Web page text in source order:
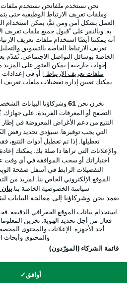
الإعلانات الإخطارات
شروط الاستخدام القنوات
الوظائف جهة النشر
تواصل معنا اللاعبون
© 2026 Bundesliga-Gruppe GmbH
نحن نستخدم ملفانحن نستخدم ملفات
وملفات تعريف الارتباط الوظيفية حتى
العمل بشكل آمن ومن ثمَّ، يمكن استخدام
به. وبالنقر على "قبول جميع ملفات تعريف
أنه يمكننا أيضًا استخدام ملفات تعريف
تعريف الارتباط الخاصة بالتسويق
الخاصة بوسائل التواصل الاجتماعي.
جهات خارجية . يمكن العثور على
ملفات تعريف الارتباط
] أو في
يمكنك تعيين إدارة تفضيلات ملفات تعريف
نخزن نحن 61وشركاؤنا البيانات
التصفح أو المعرفات الفريدة، على
التتبع من دعم الأغراض المعروضة في إطار
التي يجب توفيرها. سيؤدي تحديد رفض
تعطيلها. إذا تم تعطيل أدوات التتبع،
والإعلانات التي تراها ذا صلة بك. يمكنك
اختياراتك أو سحب الموافقة في أي وقت
التفضيلات الرابط في أسفل صفحة
الموقع الإلكتروني الخاص بنا. لمزيد من
سياسة الخصوصية الخاصة بنا.بيان
نعمد نحن وشركاؤنا إلى معالجة البيانات
استخدام بيانات الموقع الجغرافي
فعال من أجل تحديد الهوية. تخزين
أحد الأجهزة. الإعلانات والمحتوى
والمحتوى وأبحاث
قائمة الشركاء (المورّدون)
أوافق